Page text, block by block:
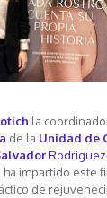
la
de la Unidad de
ha impartido este
de